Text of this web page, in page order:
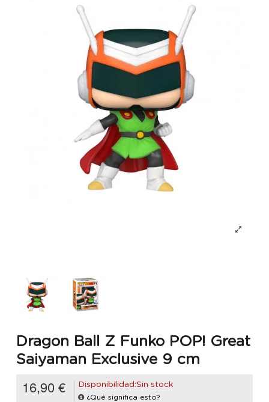
Dragon Ball Z Funko POP! Great
Saiyaman Exclusive 9 cm
16,90 € Disponibilidad:Sin stock
¿Qué significa esto?